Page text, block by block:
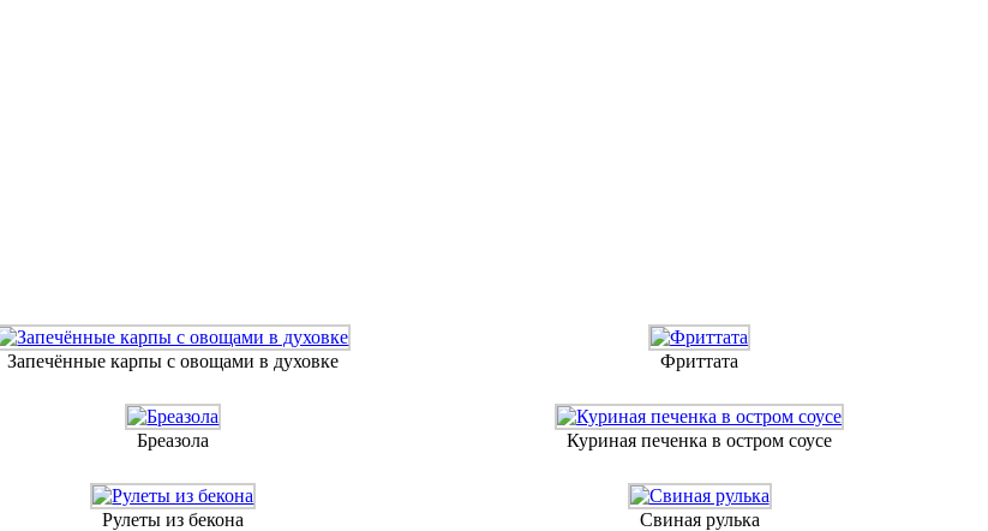
Запечённые карпы с овощами в духовке Фриттата
Бреазола Куриная печенка в остром соусе
Рулеты из бекона Свиная рулька